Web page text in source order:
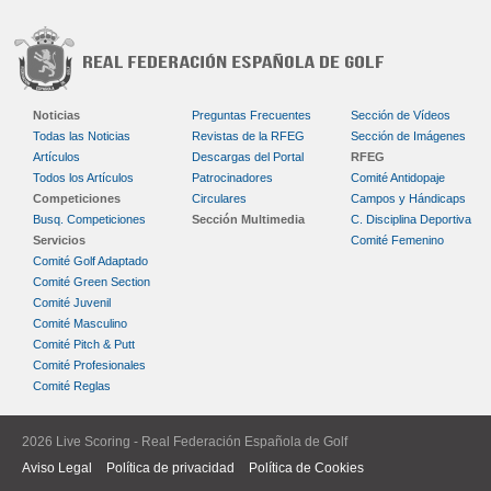
Noticias
Todas las Noticias
Artículos
Todos los Artículos
Competiciones
Busq. Competiciones
Servicios
Preguntas Frecuentes
Revistas de la RFEG
Descargas del Portal
Patrocinadores
Circulares
Sección Multimedia
Sección de Vídeos
Sección de Imágenes
RFEG
Comité Antidopaje
Campos y Hándicaps
C. Disciplina Deportiva
Comité Femenino
Comité Golf Adaptado
Comité Green Section
Comité Juvenil
Comité Masculino
Comité Pitch & Putt
Comité Profesionales
Comité Reglas
2026 Live Scoring - Real Federación Española de Golf
Aviso Legal
Política de privacidad Política de Cookies